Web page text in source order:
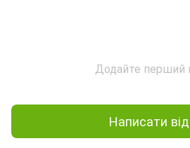
Додайте перший
Написати